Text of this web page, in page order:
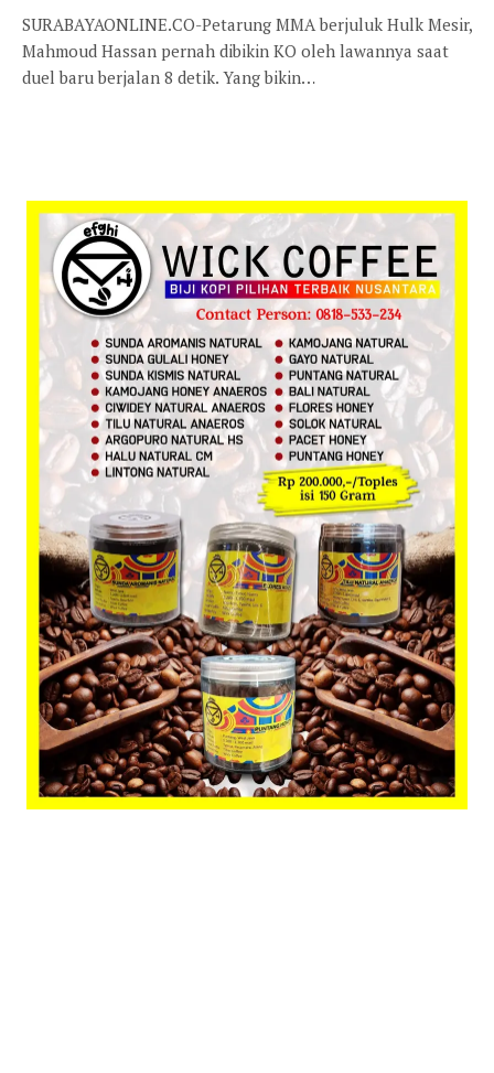
SURABAYAONLINE.CO-Petarung MMA berjuluk Hulk Mesir,
Mahmoud Hassan pernah dibikin KO oleh lawannya saat
duel baru berjalan 8 detik. Yang bikin…